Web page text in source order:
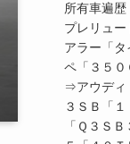
所有車遍
プレリュ
アラー「
ペ「３５
⇒アウディ
３ＳＢ「
「Ｑ３Ｓ